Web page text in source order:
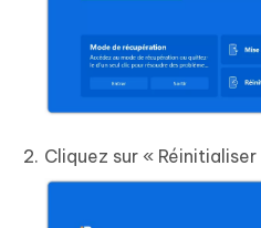
Cliquez sur «